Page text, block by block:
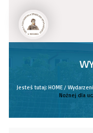
Jesteś tutaj: HOME/
Nożnej dla